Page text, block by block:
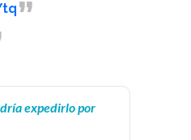
expedirlo por